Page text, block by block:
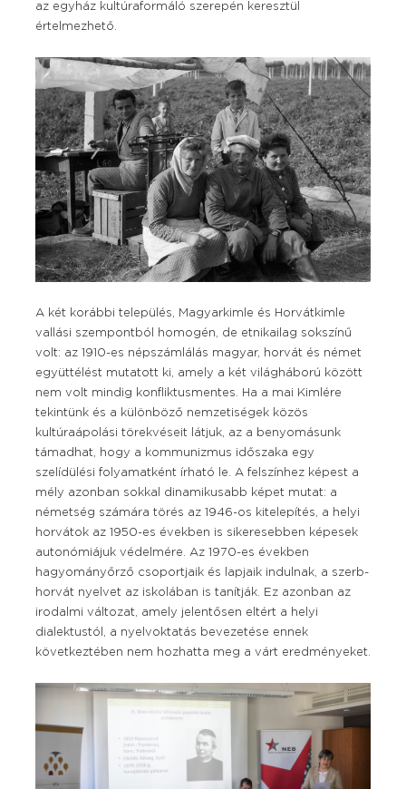
az egyház kultúraformáló szerepén keresztül
értelmezhető.
A két korábbi település, Magyarkimle és Horvátkimle
vallási szempontból homogén, de etnikailag sokszínű
volt: az 1910-es népszámlálás magyar, horvát és német
együttélést mutatott ki, amely a két világháború között
nem volt mindig konfliktusmentes. Ha a mai Kimlére
tekintünk és a különböző nemzetiségek közös
kultúraápolási törekvéseit látjuk, az a benyomásunk
támadhat, hogy a kommunizmus időszaka egy
szelídülési folyamatként írható le. A felszínhez képest a
mély azonban sokkal dinamikusabb képet mutat: a
németség számára törés az 1946-os kitelepítés, a helyi
horvátok az 1950-es években is sikeresebben képesek
autonómiájuk védelmére. Az 1970-es években
hagyományőrző csoportjaik és lapjaik indulnak, a szerb-
horvát nyelvet az iskolában is tanítják. Ez azonban az
irodalmi változat, amely jelentősen eltért a helyi
dialektustól, a nyelvoktatás bevezetése ennek
következtében nem hozhatta meg a várt eredményeket.